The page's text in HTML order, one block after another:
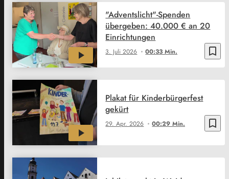
bookmark_border
3. Juli 2026 00:33 Min.
"Adventslicht"-Spenden
übergeben: 40.000 € an 20
Einrichtungen
bookmark_border
29. Apr. 2026 00:29 Min.
Plakat für Kinderbürgerfest
gekürt